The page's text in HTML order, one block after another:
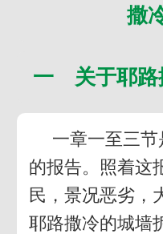
撒
一 关于耶路
一章一至三
的报告。照着这
民，景况恶劣，
耶路撒冷的城墙